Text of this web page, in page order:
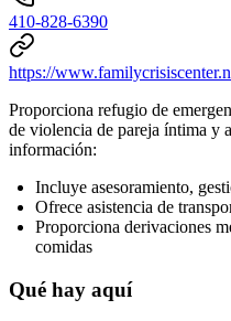
410-828-6390
https://
Proporciona refugio de
de violencia de pareja íntima y
información:
Incluye asesoramiento,
Ofrece asistencia de
Proporciona derivaciones
comidas
Qué hay aquí